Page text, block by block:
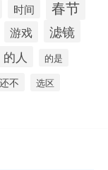
时间 春节
游戏 滤镜
的人 的是
还不 选区